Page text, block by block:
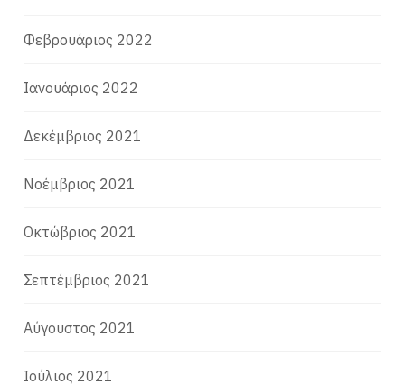
Φεβρουάριος 2022
Ιανουάριος 2022
Δεκέμβριος 2021
Νοέμβριος 2021
Οκτώβριος 2021
Σεπτέμβριος 2021
Αύγουστος 2021
Ιούλιος 2021